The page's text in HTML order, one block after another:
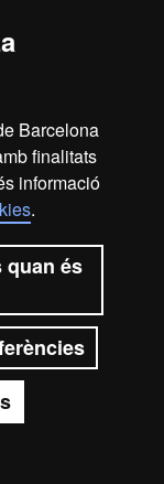
Barcelona
finalitats
informació
.
quan és
dubtes?
el web
UAB
de